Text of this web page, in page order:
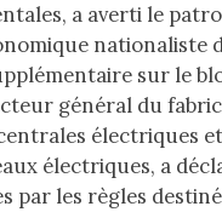
a averti le
nationaliste
sur le
général du
électriques
électriques, a
par les règles